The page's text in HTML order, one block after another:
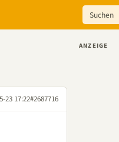
23 17:22#2687716
ANZEIGE